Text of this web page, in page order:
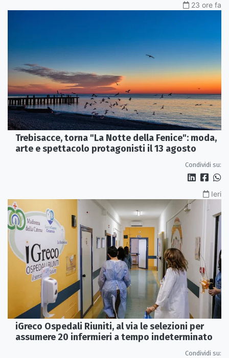
23 ore fa
Trebisacce, torna "La Notte della Fenice": moda,
arte e spettacolo protagonisti il 13 agosto
Condividi su:
Ieri
iGreco Ospedali Riuniti, al via le selezioni per
assumere 20 infermieri a tempo indeterminato
Condividi su: